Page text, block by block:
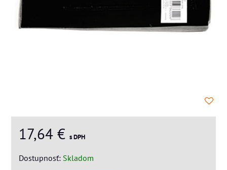
17,64 € s DPH
Dostupnosť: Skladom